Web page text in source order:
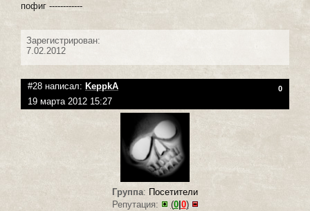
пофиг ------------
Зарегистрирован:
7.02.2012
#28 написал: KeppkA 0
19 марта 2012 15:27
Группа: Посетители
Репутация:
(0| 0)